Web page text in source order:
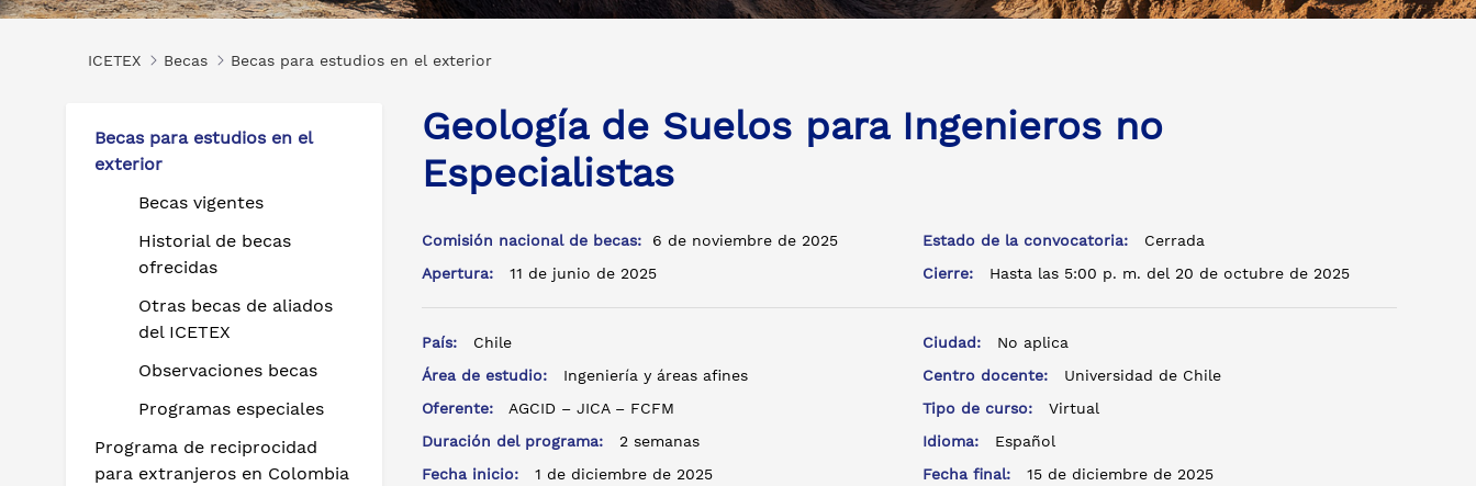
ICETEX Becas Becas para estudios en el exterior
Becas para estudios en el
exterior
Becas vigentes
Historial de becas
ofrecidas
Otras becas de aliados
del ICETEX
Observaciones becas
Programas especiales
Programa de reciprocidad
para extranjeros en Colombia
Geología de Suelos para Ingenieros no
Especialistas
Comisión nacional de becas: 6 de noviembre de 2025
Apertura:
11 de junio de 2025
Estado de la convocatoria:
Cerrada
Cierre:
Hasta las 5:00 p. m. del 20 de octubre de 2025
País:
Chile
Área de estudio:
Ingeniería y áreas afines
Oferente:
AGCID – JICA – FCFM
Duración del programa:
2 semanas
Fecha inicio:
1 de diciembre de 2025
Ciudad:
No aplica
Centro docente:
Universidad de Chile
Tipo de curso:
Virtual
Idioma:
Español
Fecha final:
15 de diciembre de 2025